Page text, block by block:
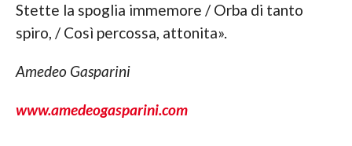
Stette la spoglia immemore / Orba di tanto
spiro, / Così percossa, attonita».
Amedeo Gasparini
www.amedeogasparini.com